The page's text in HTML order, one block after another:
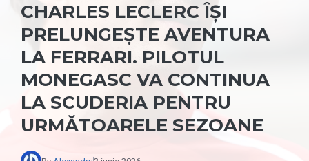
CHARLES LECLERC ÎȘI
PRELUNGEȘTE AVENTURA
LA FERRARI. PILOTUL
MONEGASC VA CONTINUA
LA SCUDERIA PENTRU
URMĂTOARELE SEZOANE